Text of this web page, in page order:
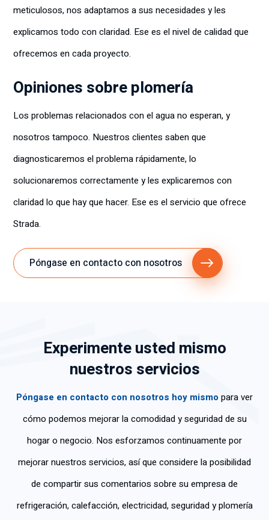
hizo
que
pareci
fácil y
genial
ar con
ella.
todos
los
les y
solicit
GABB
incorp
oració
recom
encar
mente
.
meticulosos, nos adaptamos a sus necesidades y les
explicamos todo con claridad. Ese es el nivel de calidad que
ofrecemos en cada proyecto.
Opiniones sobre plomería
Los problemas relacionados con el agua no esperan, y
nosotros tampoco. Nuestros clientes saben que
diagnosticaremos el problema rápidamente, lo
solucionaremos correctamente y les explicaremos con
claridad lo que hay que hacer. Ese es el servicio que ofrece
Strada.
Póngase en contacto con nosotros
Experimente usted mismo
nuestros servicios
Póngase en contacto con nosotros hoy mismo para ver
cómo podemos mejorar la comodidad y seguridad de su
hogar o negocio. Nos esforzamos continuamente por
mejorar nuestros servicios, así que considere la posibilidad
de compartir sus comentarios sobre su empresa de
refrigeración, calefacción, electricidad, seguridad y plomería